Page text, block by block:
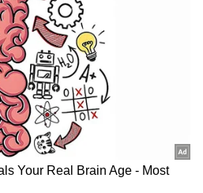
സംബന്ധമായ
പാക്കുകളും